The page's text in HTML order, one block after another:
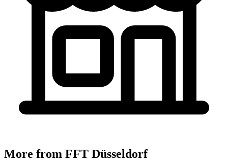
More from FFT Düsseldorf